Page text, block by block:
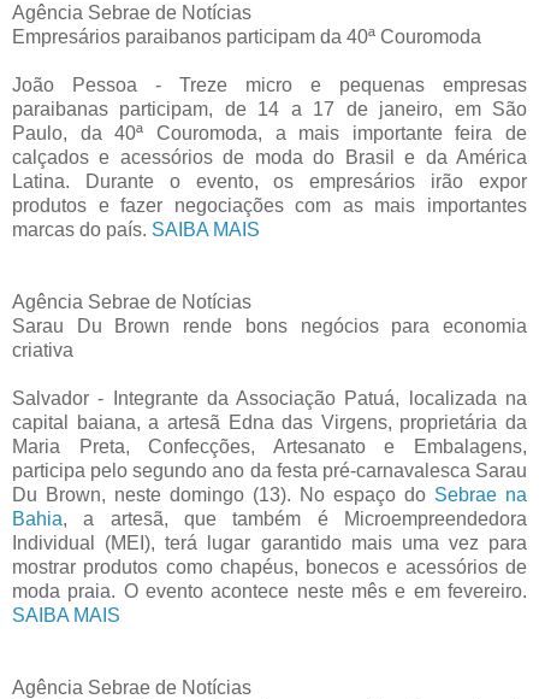
Agência Sebrae de Notícias
Empresários paraibanos participam da 40ª Couromoda
João Pessoa - Treze micro e pequenas empresas
paraibanas participam, de 14 a 17 de janeiro, em São
Paulo, da 40ª Couromoda, a mais importante feira de
calçados e acessórios de moda do Brasil e da América
Latina. Durante o evento, os empresários irão expor
produtos e fazer negociações com as mais importantes
marcas do país. SAIBA MAIS
Agência Sebrae de Notícias
Sarau Du Brown rende bons negócios para economia
criativa
Salvador - Integrante da Associação Patuá, localizada na
capital baiana, a artesã Edna das Virgens, proprietária da
Maria Preta, Confecções, Artesanato e Embalagens,
participa pelo segundo ano da festa pré-carnavalesca Sarau
Du Brown, neste domingo (13). No espaço do Sebrae na
Bahia, a artesã, que também é Microempreendedora
Individual (MEI), terá lugar garantido mais uma vez para
mostrar produtos como chapéus, bonecos e acessórios de
moda praia. O evento acontece neste mês e em fevereiro.
SAIBA MAIS
Agência Sebrae de Notícias